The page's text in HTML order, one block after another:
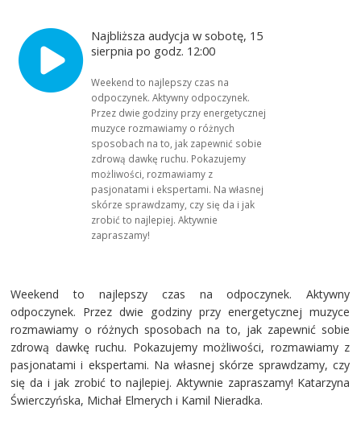
Najbliższa audycja w sobotę, 15
sierpnia po godz. 12:00
Weekend to najlepszy czas na
odpoczynek. Aktywny odpoczynek.
Przez dwie godziny przy energetycznej
muzyce rozmawiamy o różnych
sposobach na to, jak zapewnić sobie
zdrową dawkę ruchu. Pokazujemy
możliwości, rozmawiamy z
pasjonatami i ekspertami. Na własnej
skórze sprawdzamy, czy się da i jak
zrobić to najlepiej. Aktywnie
zapraszamy!
Weekend to najlepszy czas na odpoczynek. Aktywny
odpoczynek. Przez dwie godziny przy energetycznej muzyce
rozmawiamy o różnych sposobach na to, jak zapewnić sobie
zdrową dawkę ruchu. Pokazujemy możliwości, rozmawiamy z
pasjonatami i ekspertami. Na własnej skórze sprawdzamy, czy
się da i jak zrobić to najlepiej. Aktywnie zapraszamy! Katarzyna
Świerczyńska, Michał Elmerych i Kamil Nieradka.